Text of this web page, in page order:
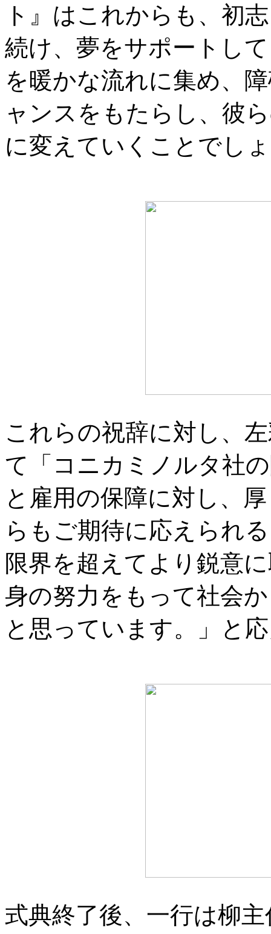
ト』はこれからも、初
続け、夢をサポートし
を暖かな流れに集め、
ャンスをもたらし、彼
に変えていくことでし
これらの祝辞に対し、
て「コニカミノルタ社
と雇用の保障に対し、
らもご期待に応えられ
限界を超えてより鋭意
身の努力をもって社会
と思っています。」と
式典終了後、一行は柳